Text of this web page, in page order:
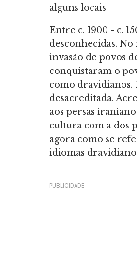
alguns locais.
Entre c. 1900 - c.
desconhecidas.
invasão de povos
conquistaram o
como dravidianos.
desacreditada.
aos persas
cultura com a dos
agora como se
idiomas
PUBLICIDADE